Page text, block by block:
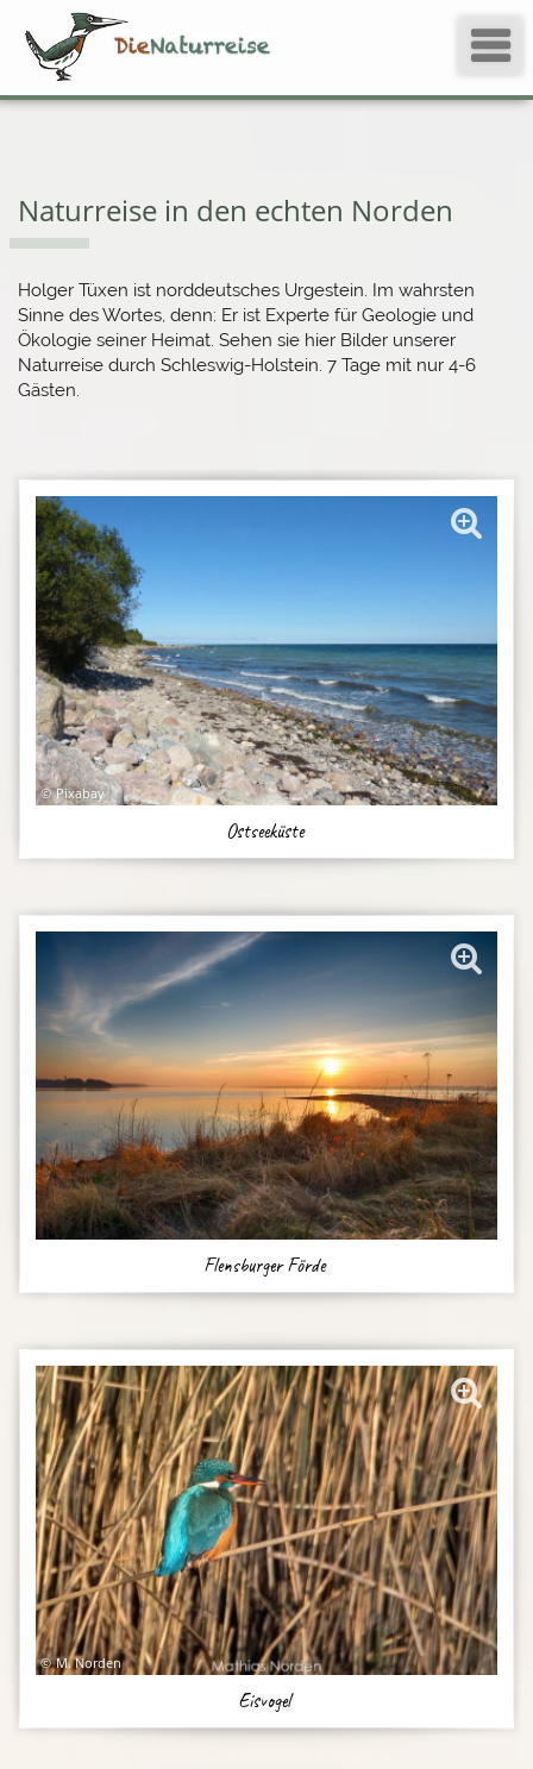
Naturreise in den echten Norden
Holger Tüxen ist norddeutsches Urgestein. Im wahrsten
Sinne des Wortes, denn: Er ist Experte für Geologie und
Ökologie seiner Heimat. Sehen sie hier Bilder unserer
Naturreise durch Schleswig-Holstein. 7 Tage mit nur 4-6
Gästen.
Pixabay
Ostseeküste
Flensburger Förde
M. Norden
Eisvogel